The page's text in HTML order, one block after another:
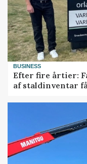
BUSINESS
Efter fire årtier:
af staldinventar